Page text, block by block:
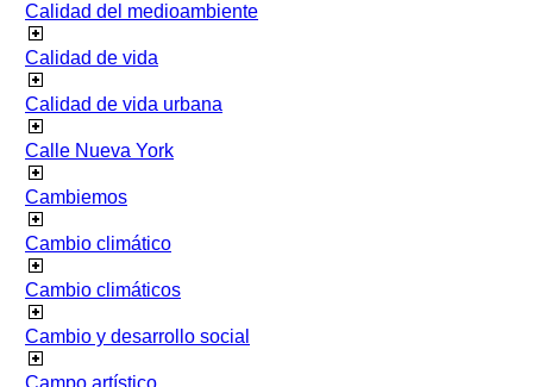
Calidad del medioambiente
Calidad de vida
Calidad de vida urbana
Calle Nueva York
Cambiemos
Cambio climático
Cambio climáticos
Cambio y desarrollo social
Campo artístico